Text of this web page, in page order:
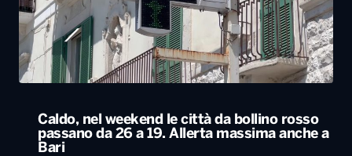
Caldo, nel weekend le città da bollino rosso
passano da 26 a 19. Allerta massima anche a
Bari